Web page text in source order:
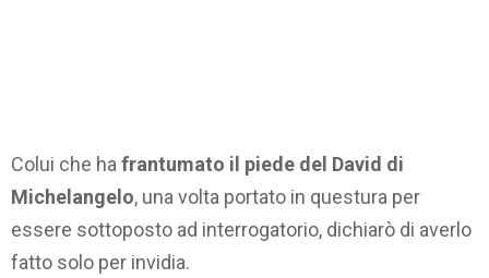
Colui che hafrantumato il piede del David di
Michelangelo, una volta portato in questura per
essere sottoposto ad interrogatorio, dichiarò di averlo
fatto solo per invidia.